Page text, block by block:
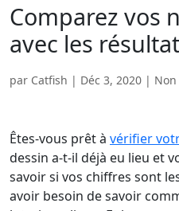
Comparez vos
avec les
par Catfish | Déc 3, 2020 | Non
Êtes-vous prêt à vérifier
dessin a-t-il déjà eu lieu et
savoir si vos chiffres sont
avoir besoin de savoir